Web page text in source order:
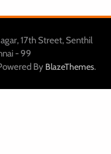
17th Street, Senthil
- 99
By BlazeThemes.